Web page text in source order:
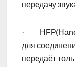
передачу
·
для
передаёт